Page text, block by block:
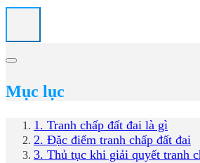
Mục lục
1. Tranh chấp đất đai là gì
2. Đặc điểm tranh chấp đất đai
3. Thủ tục khi giải quyết tranh